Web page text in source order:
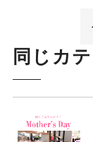
同じカ